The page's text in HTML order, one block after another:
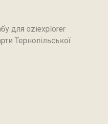
для oziexplorer
Тернопільської